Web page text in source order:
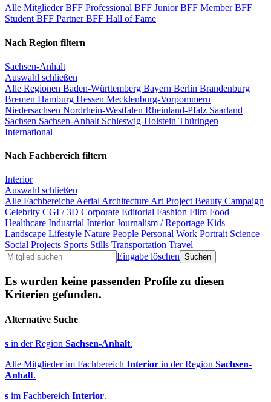
Alle MitgliederBFF Professional BFF JuniorBFF MemberBFF
Student BFF PartnerBFF Hall of Fame
Nach Region filtern
Sachsen-Anhalt
Auswahl schließen
Alle Regionen Baden-Württemberg Bayern Berlin Brandenburg
Bremen Hamburg Hessen Mecklenburg-Vorpommern
Niedersachsen Nordrhein-Westfalen Rheinland-Pfalz Saarland
Sachsen Sachsen-Anhalt Schleswig-Holstein Thüringen
International
Nach Fachbereich filtern
Interior
Auswahl schließen
Alle Fachbereiche Aerial Architecture Art Project Beauty Campaign
Celebrity CGI / 3D Corporate Editorial Fashion Film Food
Healthcare Industrial InteriorJournalism / Reportage Kids
Landscape Lifestyle Nature People Personal Work Portrait Science
Social Projects Sports Stills Transportation Travel
Eingabe löschen
Es wurden keine passenden Profile zu diesen
Kriterien gefunden.
Alternative Suche
s in der Region Sachsen-Anhalt.
Alle Mitglieder im Fachbereich Interior in der Region Sachsen-
Anhalt.
s im Fachbereich Interior.